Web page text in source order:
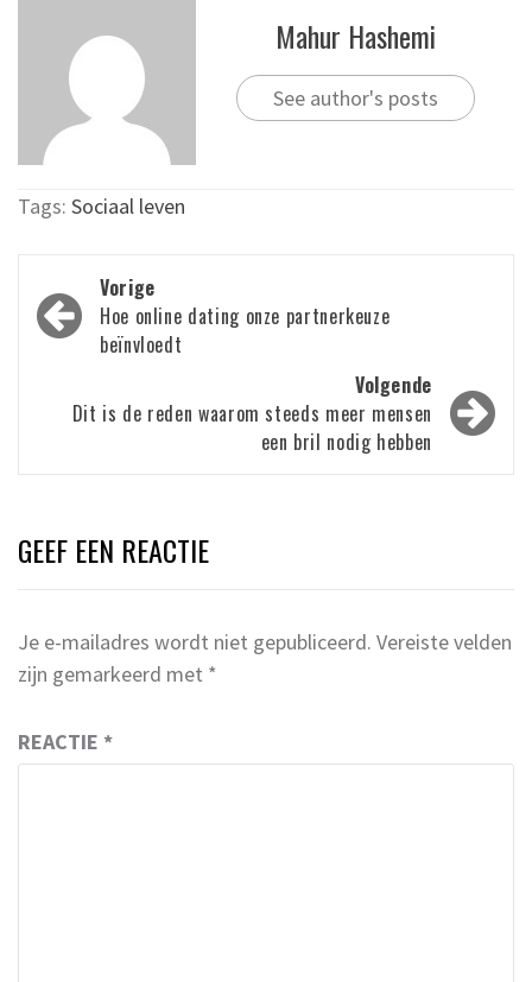
Mahur Hashemi
See author's posts
Tags: Sociaal leven
Bericht
navigatie
Vorige
Hoe online dating onze partnerkeuze
beïnvloedt
Volgende
Dit is de reden waarom steeds meer mensen
een bril nodig hebben
GEEF EEN REACTIE
Je e-mailadres wordt niet gepubliceerd. Vereiste velden
zijn gemarkeerd met *
REACTIE *